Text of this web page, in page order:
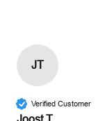
JT
Verified Customer